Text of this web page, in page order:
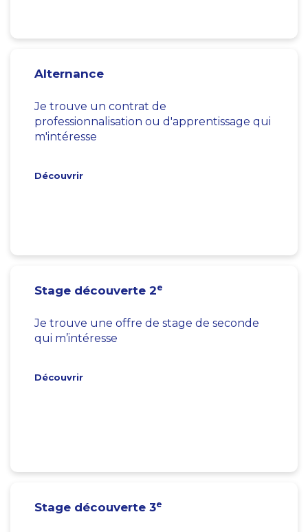
Alternance
Je trouve un contrat de
professionnalisation ou d'apprentissage qui
m'intéresse
Découvrir
Stage découverte 2e
Je trouve une offre de stage de seconde
qui m’intéresse
Découvrir
Stage découverte 3e